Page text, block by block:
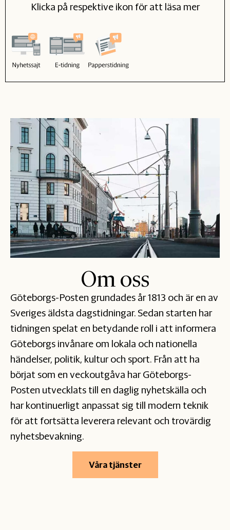
Klicka på respektive ikon för att läsa mer
Om oss
Göteborgs-Posten grundades år 1813 och är en av
Sveriges äldsta dagstidningar. Sedan starten har
tidningen spelat en betydande roll i att informera
Göteborgs invånare om lokala och nationella
händelser, politik, kultur och sport. Från att ha
börjat som en veckoutgåva har Göteborgs-
Posten utvecklats till en daglig nyhetskälla och
har kontinuerligt anpassat sig till modern teknik
för att fortsätta leverera relevant och trovärdig
nyhetsbevakning.
Våra tjänster